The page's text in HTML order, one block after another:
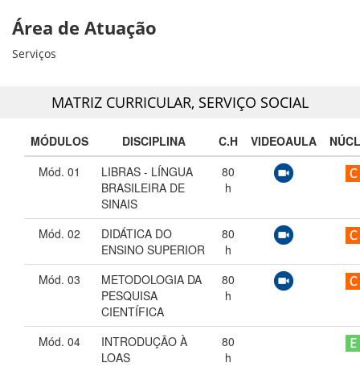
Área de Atuação
Serviços
MATRIZ CURRICULAR, SERVIÇO SOCIAL
MÓDULOS DISCIPLINA C.H VIDEOAULA
Mód. 01
LIBRAS - LÍNGUA
BRASILEIRA DE
SINAIS
80
h
Mód. 02
DIDÁTICA DO
ENSINO SUPERIOR
80
h
Mód. 03
METODOLOGIA DA
PESQUISA
CIENTÍFICA
80
h
Mód. 04
INTRODUÇÃO À
LOAS
80
h